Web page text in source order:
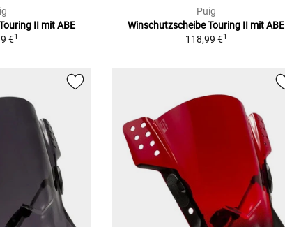
II mit ABE
€1
Puig
Winschutzscheibe Touring II mit ABE
118,99 €1